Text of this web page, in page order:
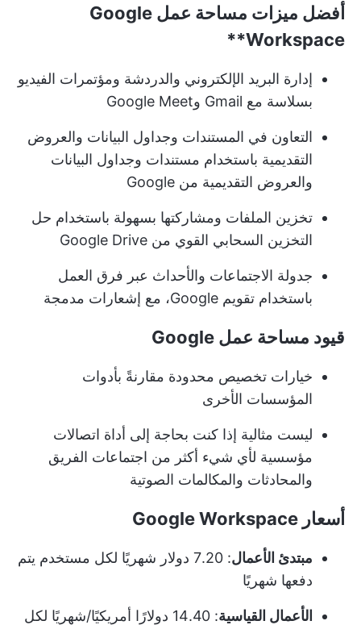
أفضل ميزات
مساحة عمل Google
Workspace**
إدارة البريد الإلكتروني والدردشة ومؤتمرات الفيديو
بسلاسة مع Gmail وGoogle Meet
التعاون في المستندات وجداول البيانات والعروض
التقديمية باستخدام مستندات وجداول البيانات
والعروض التقديمية من Google
تخزين الملفات ومشاركتها بسهولة باستخدام حل
التخزين السحابي القوي من Google Drive
جدولة الاجتماعات والأحداث عبر فرق العمل
باستخدام تقويم Google، مع إشعارات مدمجة
قيود مساحة عمل Google
خيارات تخصيص محدودة مقارنةً بأدوات
المؤسسات الأخرى
ليست مثالية إذا كنت بحاجة إلى أداة اتصالات
مؤسسية لأي شيء أكثر من اجتماعات الفريق
والمحادثات والمكالمات الصوتية
أسعار Google Workspace
مبتدئ الأعمال
: 7.20 دولار شهريًا لكل مستخدم يتم
دفعها شهريًا
الأعمال القياسية
: 14.40 دولارًا أمريكيًا/شهريًا لكل